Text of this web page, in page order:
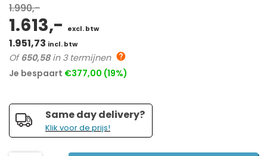
1.990,-
1.613,- excl. btw
1.951,73 incl. btw
Of 650,58in 3 termijnen
Je bespaart €377,00 (19%)
Same day delivery?
Klik voor de prijs!